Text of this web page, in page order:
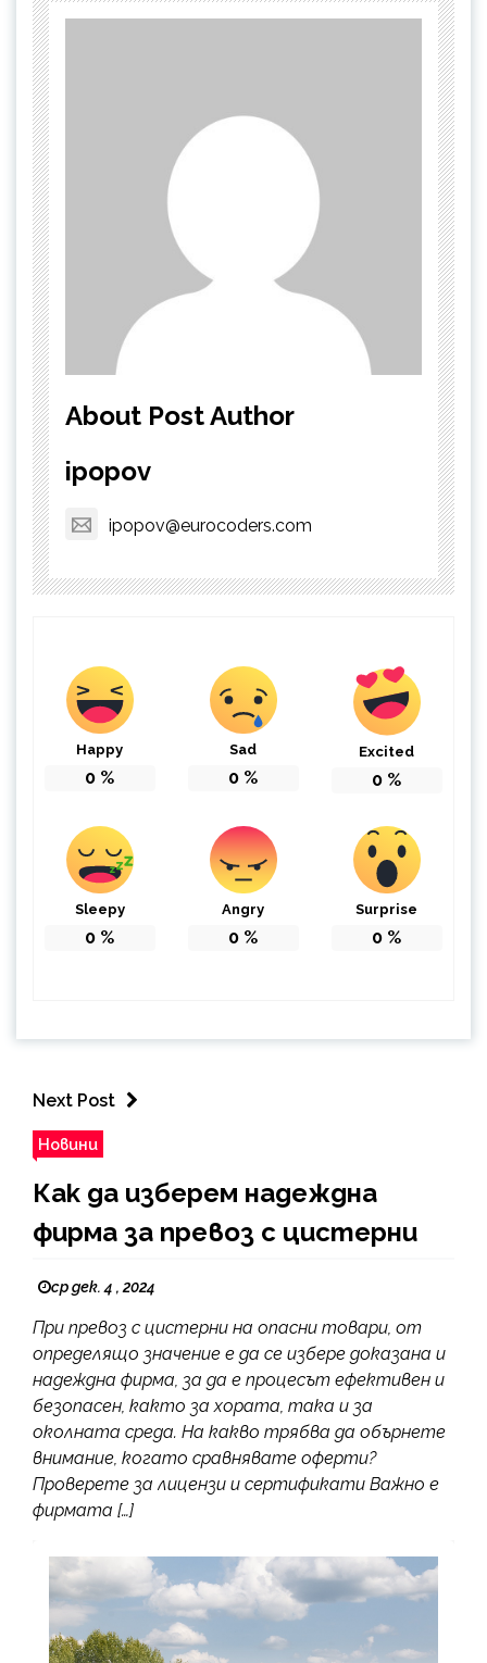
About Post Author
ipopov
ipopov@eurocoders.com
Happy
0 %
Sad
0 %
Excited
0 %
Sleepy
0 %
Angry
0 %
Surprise
0 %
Next Post
Новини
Как да изберем надеждна
фирма за превоз с цистерни
ср дек. 4 , 2024
При превоз с цистерни на опасни товари, от
определящо значение е да се избере доказана и
надеждна фирма, за да е процесът ефективен и
безопасен, както за хората, така и за
околната среда. На какво трябва да обърнете
внимание, когато сравнявате оферти?
Проверете за лицензи и сертификати Важно е
фирмата […]